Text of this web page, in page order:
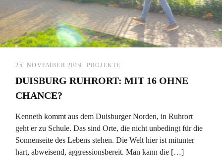
25. NOVEMBER 2019 PROJEKTE
DUISBURG RUHRORT: MIT 16 OHNE
CHANCE?
Kenneth kommt aus dem Duisburger Norden, in Ruhrort
geht er zu Schule. Das sind Orte, die nicht unbedingt für die
Sonnenseite des Lebens stehen. Die Welt hier ist mitunter
hart, abweisend, aggressionsbereit. Man kann die […]